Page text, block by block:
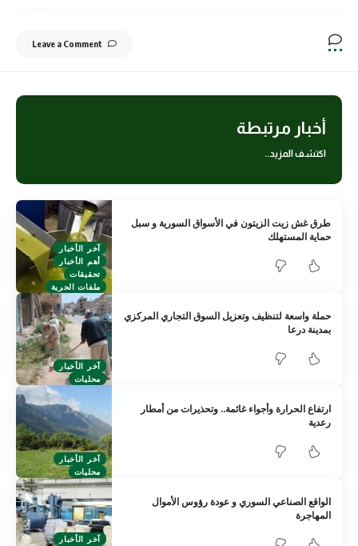
Leave a Comment
أخبار مرتبطة
اكتشف المزيد..
آخر الأخبار
أهم الأخبار
تحقيقات
ملفات الحرية
طرق غش زيت الزيتون في الأسواق السورية و سبل
حماية المستهلك
آخر الأخبار
محليات
حملة واسعة لتنظيف وتعزيل السوق التجاري المركزي
بمدينة درعا
آخر الأخبار
محليات
ارتفاع الحرارة وأجواء غائمة.. وتحذيرات من أمطار
رعدية
آخر الأخبار
الواقع الصناعي السوري و عودة رؤوس الأموال
المهاجرة